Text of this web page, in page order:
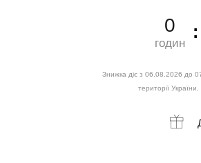
0
годин
Знижка діє з 06.08.2026 до
території